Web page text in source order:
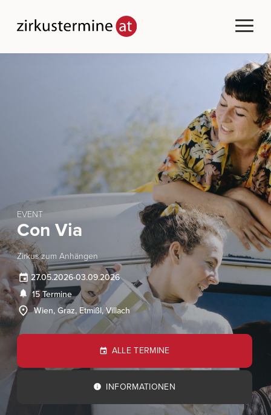
EVENT
Con Via
Zirkus zum Anhängen
27.05.2026-03.09.2026
15 Termine
Wien, Graz, Etmißl, Villach
ALLE TERMINE
INFORMATIONEN